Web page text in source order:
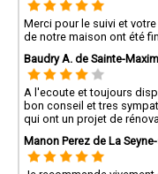
Merci pour le suivi et
de notre maison ont été
Baudry A. de Sainte-
A l'ecoute et toujours
bon conseil et tres
qui ont un projet de
Manon Perez de La